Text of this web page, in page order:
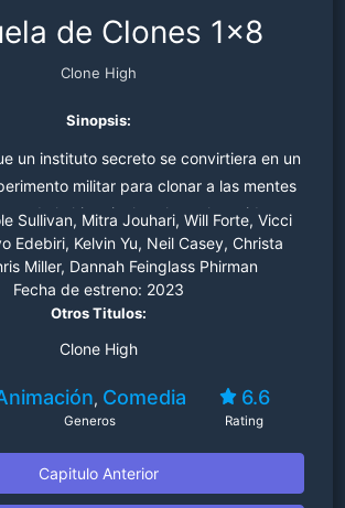
de Clones 1x8
Clone High
Sinopsis:
un instituto secreto se convirtiera en un
militar para clonar a las mentes
de la historia, los clones han sido
20 años después para reanudar el
nuevos compañeros clonados, mientras
un nuevo conjunto de normas culturales y
adolescentes demasiado dramáticas.
Sullivan, Mitra Jouhari, Will Forte, Vicci
Edebiri, Kelvin Yu, Neil Casey, Christa
Miller, Dannah Feinglass Phirman
Fecha de estreno: 2023
Otros Titulos:
Clone High
, Comedia
Generos
6.6
Rating
Capitulo Anterior